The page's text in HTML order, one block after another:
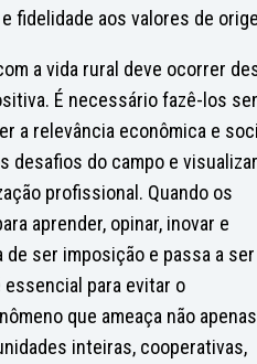
fidelidade aos valores de
a vida rural deve ocorrer
É necessário fazê-los
a relevância econômica e
desafios do campo e visualizar
profissional. Quando os
aprender, opinar, inovar e
ser imposição e passa a ser
para evitar o
que ameaça não apenas
inteiras, cooperativas,